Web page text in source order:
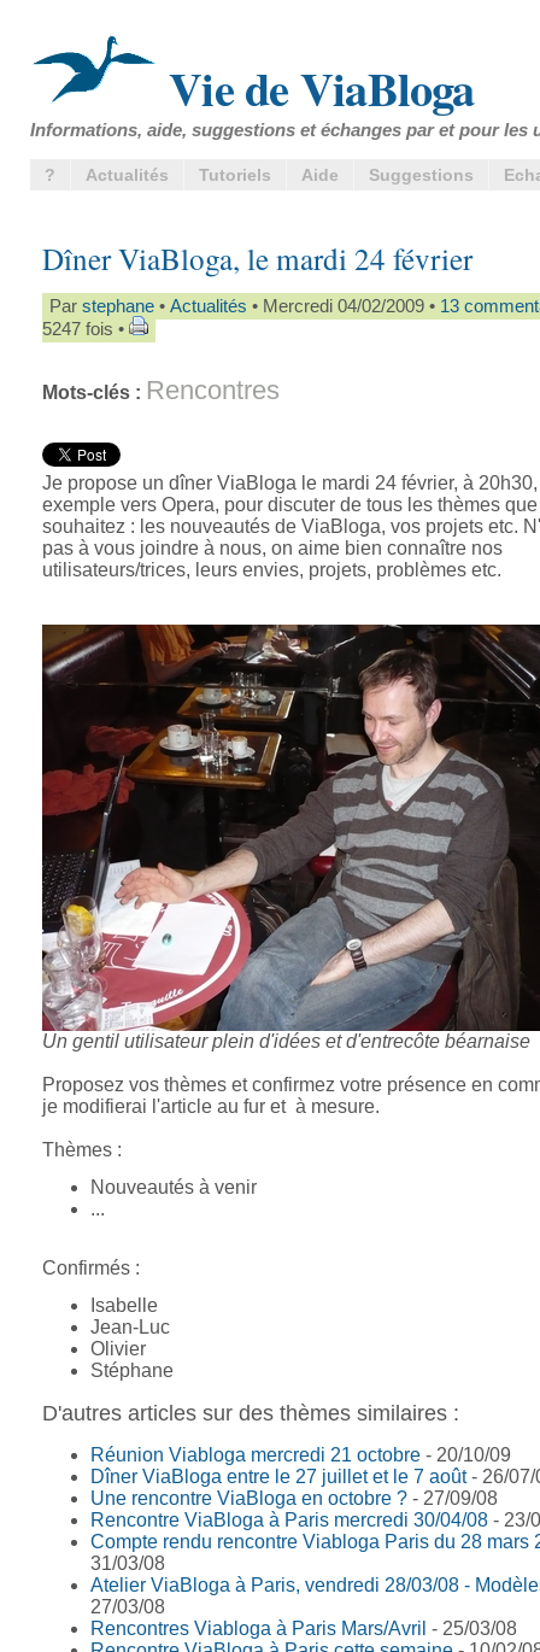
Vie de ViaBloga
Informations, aide, suggestions et échanges par et pour les
? Actualités Tutoriels Aide Suggestions
Dîner ViaBloga, le mardi 24 février
Par stephane • Actualités • Mercredi 04/02/2009 • 13
5247 fois •
Mots-clés : Rencontres
Je propose un dîner ViaBloga le mardi 24 février, à
exemple vers Opera, pour discuter de tous les thèmes
souhaitez : les nouveautés de ViaBloga, vos projets etc.
pas à vous joindre à nous, on aime bien connaître nos
utilisateurs/trices, leurs envies, projets, problèmes etc.
Un gentil utilisateur plein d'idées et d'entrecôte béarnaise
Proposez vos thèmes et confirmez votre présence en
je modifierai l'article au fur et à mesure.
Thèmes :
Nouveautés à venir
...
Confirmés :
Isabelle
Jean-Luc
Olivier
Stéphane
D'autres articles sur des thèmes similaires :
Réunion Viabloga mercredi 21 octobre - 20/10/09
Dîner ViaBloga entre le 27 juillet et le 7 août- 26/07/
Une rencontre ViaBloga en octobre ? - 27/09/08
Rencontre ViaBloga à Paris mercredi 30/04/08 - 23/
Compte rendu rencontre Viabloga Paris du 28 mars
31/03/08
Atelier ViaBloga à Paris, vendredi 28/03/08 -
27/03/08
Rencontres Viabloga à Paris Mars/Avril - 25/03/08